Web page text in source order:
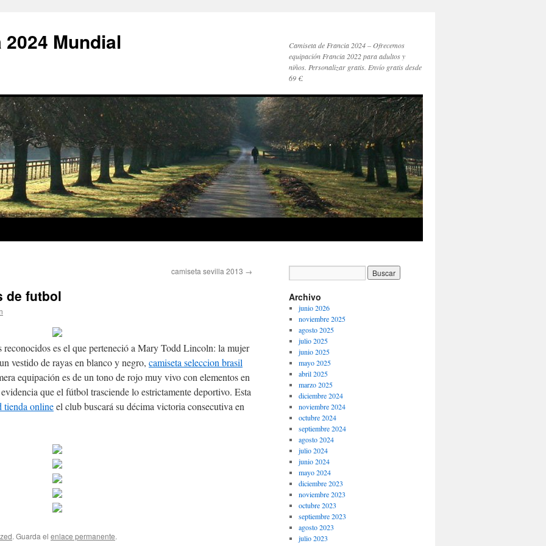
Mundial
Camiseta de Francia 2024 – Ofrecemos
equipación Francia 2022 para adultos y
niños. Personalizar gratis. Envío gratis desde
69 €.
camiseta sevilla 2013 →
de futbol
reconocidos es el que perteneció a Mary Todd Lincoln: la mujer
vestido de rayas en blanco y negro, camiseta seleccion brasil
equipación es de un tono de rojo muy vivo con elementos en
que el fútbol trasciende lo estrictamente deportivo. Esta
tienda onlineel club buscará su décima victoria consecutiva en
. Guarda el enlace permanente.
Archivo
junio 2026
noviembre 2025
agosto 2025
julio 2025
junio 2025
mayo 2025
abril 2025
marzo 2025
diciembre 2024
noviembre 2024
octubre 2024
septiembre 2024
agosto 2024
julio 2024
junio 2024
mayo 2024
diciembre 2023
noviembre 2023
octubre 2023
septiembre 2023
agosto 2023
julio 2023